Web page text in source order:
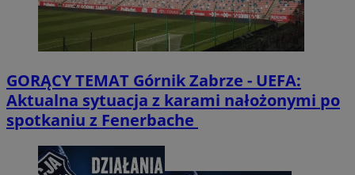
GORĄCY TEMAT Górnik Zabrze - UEFA:
Aktualna sytuacja z karami nałożonymi po
spotkaniu z Fenerbache